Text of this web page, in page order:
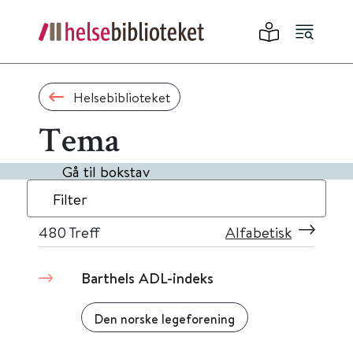
Helsebiblioteket
Tema
Gå til bokstav
Filter
480 Treff Alfabetisk
Barthels ADL-indeks
Den norske legeforening